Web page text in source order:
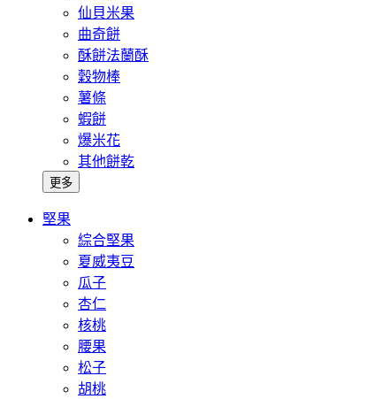
仙貝米果
曲奇餅
酥餅法蘭酥
穀物棒
薯條
蝦餅
爆米花
其他餅乾
更多
堅果
綜合堅果
夏威夷豆
瓜子
杏仁
核桃
腰果
松子
胡桃